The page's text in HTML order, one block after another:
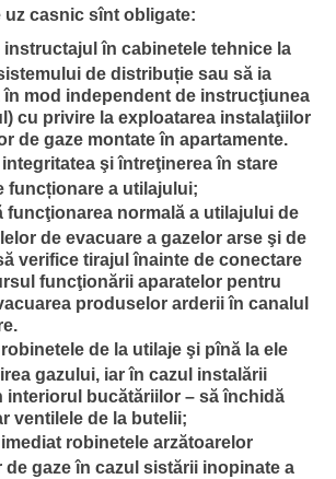
uz casnic sînt obligate:
instructajul în cabinetele tehnice la
de distribuție sau să ia
mod independent de instrucţiunea
cu privire la exploatarea instalaţiilor
de gaze montate în apartamente.
şi întreţinerea în stare
funcționare a utilajului;
funcţionarea normală a utilajului de
de evacuare a gazelor arse şi de
verifice tirajul înainte de conectare
funcţionării aparatelor pentru
produselor arderii în canalul
de la utilaje şi pînă la ele
gazului, iar în cazul instalării
interiorul bucătăriilor – să închidă
ventilele de la butelii;
robinetele arzătoarelor
de gaze în cazul sistării inopinate a